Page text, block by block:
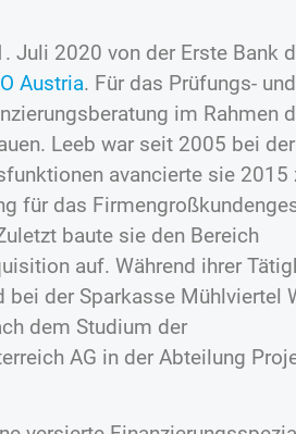
Juli 2020 von der Erste Bank
Austria. Für das Prüfungs- und
im Rahmen
Leeb war seit 2005 bei
avancierte sie 2015
für das
baute sie den Bereich
auf. Während ihrer
der Sparkasse Mühlviertel
dem Studium der
AG in der Abteilung